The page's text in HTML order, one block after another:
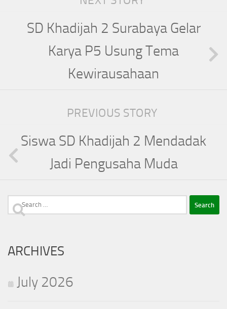
SD Khadijah 2 Surabaya Gelar
Karya P5 Usung Tema
Kewirausahaan
PREVIOUS STORY
Siswa SD Khadijah 2 Mendadak
Jadi Pengusaha Muda
Search
ARCHIVES
July 2026